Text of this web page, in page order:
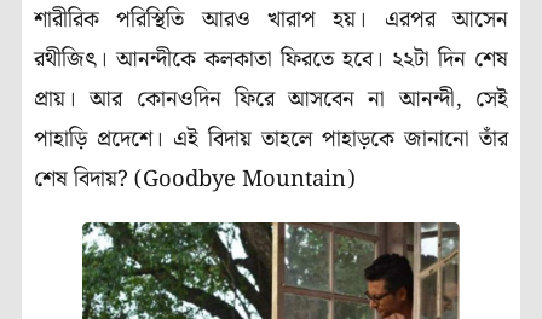
শারীরিক পরিস্থিতি আরও খারাপ হয়। এরপর আসেন
রথীজিৎ। আনন্দীকে কলকাতা ফিরতে হবে। ২২টা দিন শেষ
প্রায়। আর কোনওদিন ফিরে আসবেন না আনন্দী, সেই
পাহাড়ি প্রদেশে। এই বিদায় তাহলে পাহাড়কে জানানো তাঁর
শেষ বিদায়? (Goodbye Mountain)